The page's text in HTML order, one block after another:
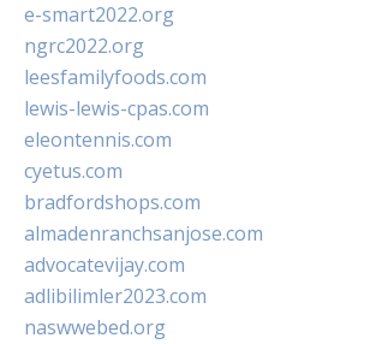
e-smart2022.org
ngrc2022.org
leesfamilyfoods.com
lewis-lewis-cpas.com
eleontennis.com
cyetus.com
bradfordshops.com
almadenranchsanjose.com
advocatevijay.com
adlibilimler2023.com
naswwebed.org